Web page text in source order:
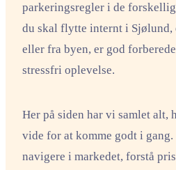
parkeringsregler i de
du skal flytte internt i
eller fra byen, er god
stressfri oplevelse.
Her på siden har vi samlet alt,
vide for at komme godt i
navigere i markedet, forstå